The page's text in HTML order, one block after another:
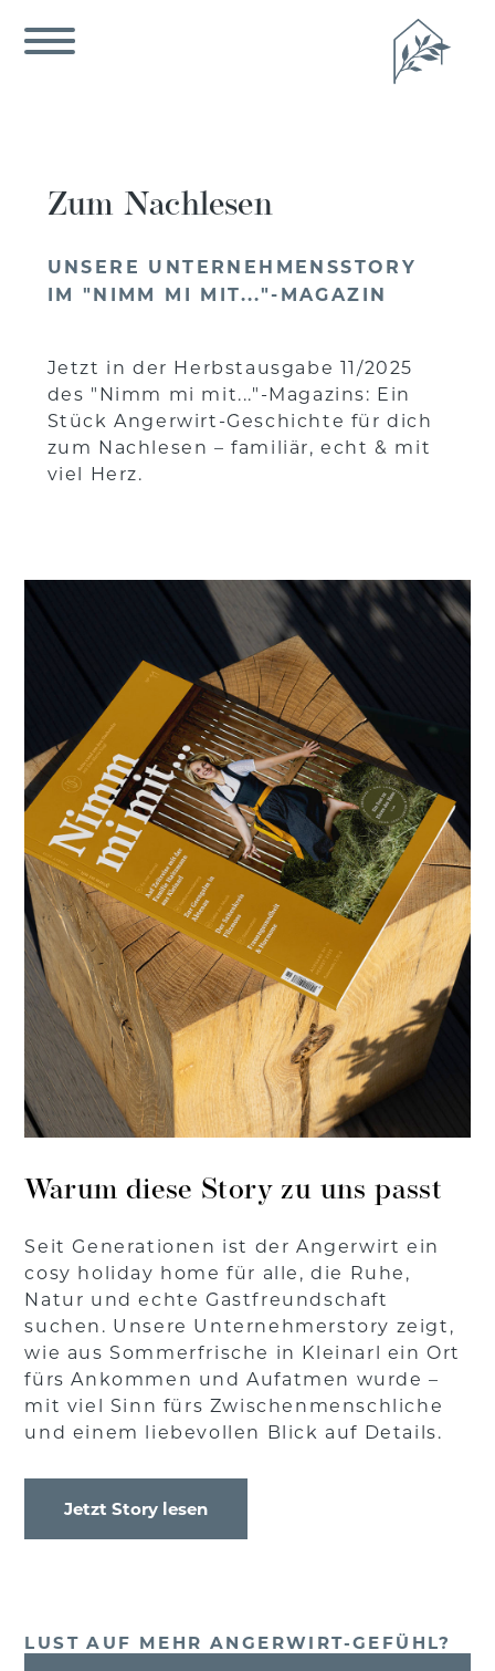
Zum Nachlesen
UNSERE UNTERNEHMENSSTORY
IM "NIMM MI MIT..."-MAGAZIN
Jetzt in der Herbstausgabe 11/2025
des "Nimm mi mit..."-Magazins: Ein
Stück Angerwirt-Geschichte für dich
zum Nachlesen – familiär, echt & mit
viel Herz.
Warum diese Story zu uns passt
Seit Generationen ist der Angerwirt ein
cosy holiday home für alle, die Ruhe,
Natur und echte Gastfreundschaft
suchen. Unsere Unternehmerstory zeigt,
wie aus Sommerfrische in Kleinarl ein Ort
fürs Ankommen und Aufatmen wurde –
mit viel Sinn fürs Zwischenmenschliche
und einem liebevollen Blick auf Details.
Jetzt Story lesen
LUST AUF MEHR ANGERWIRT-GEFÜHL?